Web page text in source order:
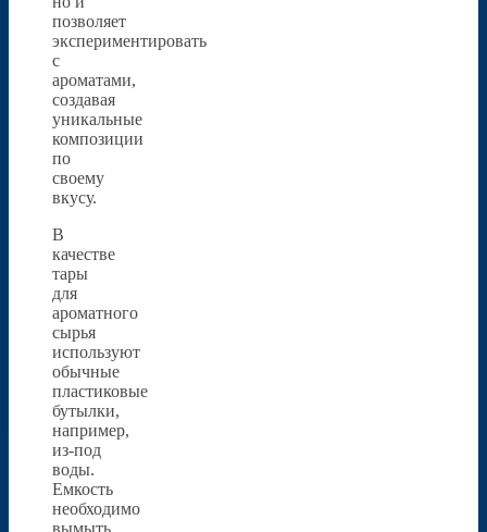
позволяет
экспериментировать
с
ароматами,
создавая
уникальные
композиции
по
своему
вкусу.
В
качестве
тары
для
ароматного
сырья
используют
обычные
пластиковые
бутылки,
например,
из-под
воды.
Емкость
необходимо
вымыть,